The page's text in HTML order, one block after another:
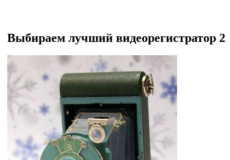
Выбираем лучший видеорегистратор